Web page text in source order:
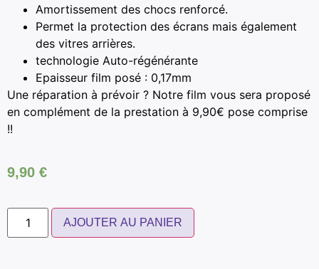
Amortissement des chocs renforcé.
Permet la protection des écrans mais également
des vitres arrières.
technologie Auto-régénérante
Epaisseur film posé : 0,17mm
Une réparation à prévoir ? Notre film vous sera proposé
en complément de la prestation à 9,90€ pose comprise
!!
9,90 €
AJOUTER AU PANIER